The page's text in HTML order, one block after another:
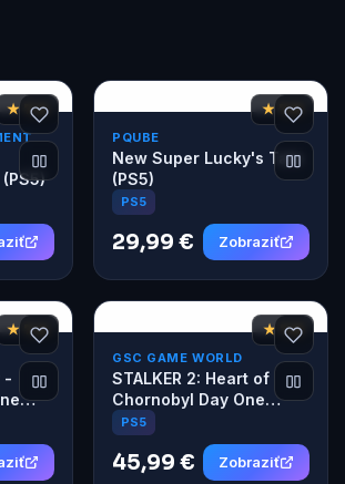
★ 7,4 ★ 7,6
PQUBE
New Super Lucky's Tale
(PS5)
PS5
29,99 € Zobraziť
★ 7,4
-
★ 7,8
GSC GAME WORLD
STALKER 2: Heart of
Chornobyl Day One
Edition (PS5)
PS5
45,99 € Zobraziť